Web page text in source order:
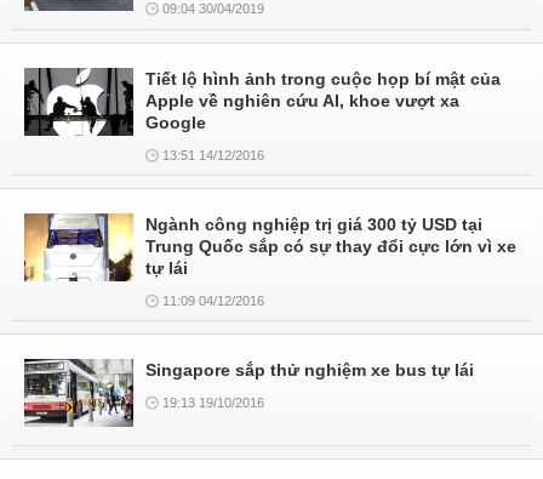
09:04 30/04/2019
Tiết lộ hình ảnh trong cuộc họp bí mật của
Apple về nghiên cứu AI, khoe vượt xa
Google
13:51 14/12/2016
Ngành công nghiệp trị giá 300 tỷ USD tại
Trung Quốc sắp có sự thay đổi cực lớn vì xe
tự lái
11:09 04/12/2016
Singapore sắp thử nghiệm xe bus tự lái
19:13 19/10/2016